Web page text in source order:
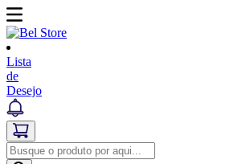
Lista
de
Desejo